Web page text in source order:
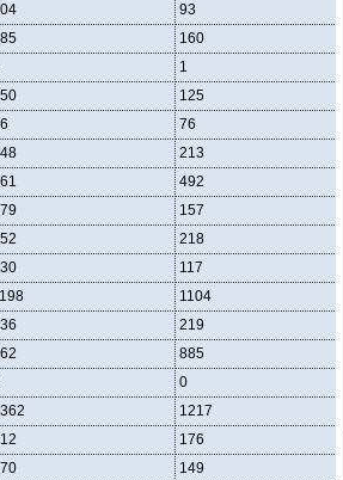
93
160
1
125
76
213
492
157
218
117
1104
219
885
0
1217
176
149